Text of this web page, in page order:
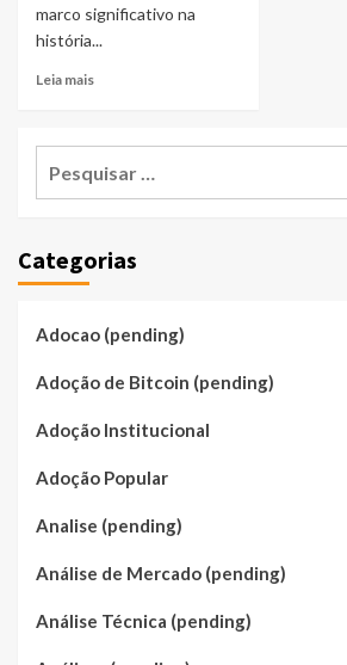
marco significativo na
história...
Leia mais
Categorias
Adocao (pending)
Adoção de Bitcoin (pending)
Adoção Institucional
Adoção Popular
Analise (pending)
Análise de Mercado (pending)
Análise Técnica (pending)